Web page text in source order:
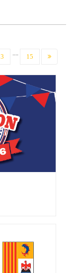
3 .... 15